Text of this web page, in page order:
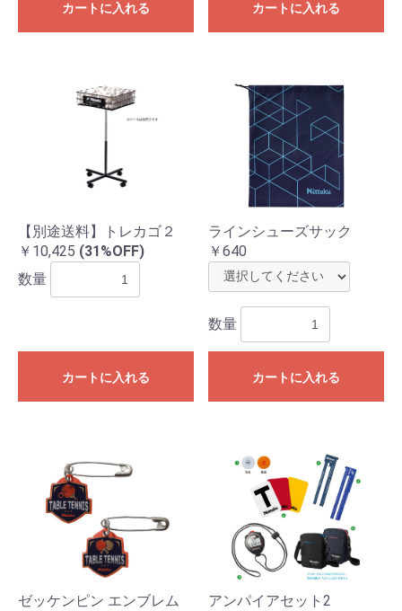
カートに入れる カートに入れる
【別途送料】トレカゴ２
￥10,425 (31%OFF)
数量
カートに入れる
ラインシューズサック
￥640
数量
カートに入れる
ゼッケンピン エンブレム
アンパイアセット2
お買い物を続ける カートへ進む